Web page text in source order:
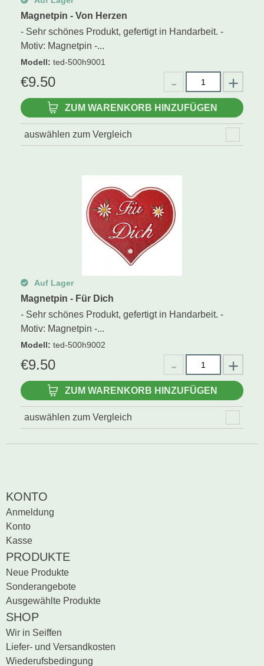
Magnetpin - Von Herzen
- Sehr schönes Produkt, gefertigt in Handarbeit. -
Motiv: Magnetpin -...
Modell: ted-500h9001
€9.50
ZUM WARENKORB HINZUFÜGEN
auswählen zum Vergleich
Auf Lager
Magnetpin - Für Dich
- Sehr schönes Produkt, gefertigt in Handarbeit. -
Motiv: Magnetpin -...
Modell: ted-500h9002
€9.50
ZUM WARENKORB HINZUFÜGEN
auswählen zum Vergleich
KONTO
Anmeldung
Konto
Kasse
PRODUKTE
Neue Produkte
Sonderangebote
Ausgewählte Produkte
SHOP
Wir in Seiffen
Liefer- und Versandkosten
Wiederufsbedingung